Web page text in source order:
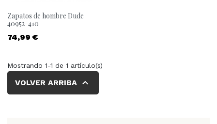
Zapatos de hombre Dude
40952-410
Precio
74,99 €
Mostrando 1-1 de 1 artículo(s)
VOLVER ARRIBA 